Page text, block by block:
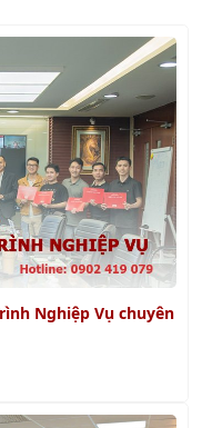
Nghiệp Vụ chuyên